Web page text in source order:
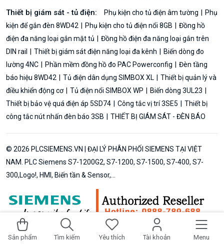
Sản phẩm Tìm kiếm Yêu thích Tài khoản Menu
Thêm vào giỏ hàng Mua ngay
Thiết bị giám sát - tủ điện: Phụ kiện cho tủ điện âm tường
Phụ
kiện để gắn đèn 8WD42
Phụ kiện cho tủ điện nổi 8GB
Đồng hồ
điện đa năng loại gắn mặt tủ
Đồng hồ điện đa năng loại gắn trên
DIN rail
Thiết bị giám sát điện năng loại đa kênh
Biến dòng đo
lường 4NC
Phần mềm đồng hồ đo PAC Powerconfig
Đèn tầng
báo hiệu 8WD42
Tủ điện dân dụng SIMBOX XL
Thiết bị quản lý và
điều khiển động cơ
Tủ điện nổi SIMBOX WP
Biến dòng 3UL23
Thiết bị bảo vệ quá điện áp 5SD74
Công tắc vị trí 3SE5
Thiết bị
công tắc nút nhấn đèn báo 3SB
THIẾT BỊ GIÁM SÁT - ĐÈN BÁO
© 2026 PLCSIEMENS.VN | ĐẠI LÝ PHÂN PHỐI SIEMENS TẠI VIỆT
NAM. PLC Siemens S7-1200G2, S7-1200, S7-1500, S7-400, S7-
300,Logo!, HMI, Biến tần & Sensor,...